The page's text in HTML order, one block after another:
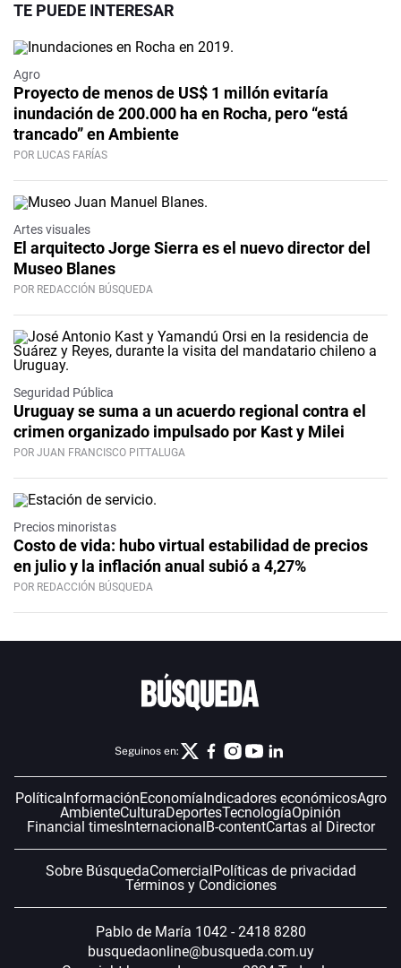
TE PUEDE INTERESAR
Agro
Proyecto de menos de US$ 1 millón evitaría
inundación de 200.000 ha en Rocha, pero “está
trancado” en Ambiente
POR LUCAS FARÍAS
Artes visuales
El arquitecto Jorge Sierra es el nuevo director del
Museo Blanes
POR REDACCIÓN BÚSQUEDA
Seguridad Pública
Uruguay se suma a un acuerdo regional contra el
crimen organizado impulsado por Kast y Milei
POR JUAN FRANCISCO PITTALUGA
Precios minoristas
Costo de vida: hubo virtual estabilidad de precios
en julio y la inflación anual subió a 4,27%
POR REDACCIÓN BÚSQUEDA
Seguinos en:
PolíticaInformaciónEconomíaIndicadores económicosAgro
AmbienteCulturaDeportesTecnologíaOpinión
Financial timesInternacionalB-contentCartas al Director
Sobre BúsquedaComercialPolíticas de privacidad
Términos y Condiciones
Pablo de María 1042 - 2418 8280
busquedaonline@busqueda.com.uy